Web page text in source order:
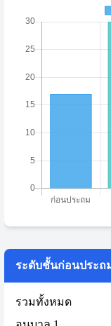
ระดับชั้นก่อนประถ
รวมทั้งหมด